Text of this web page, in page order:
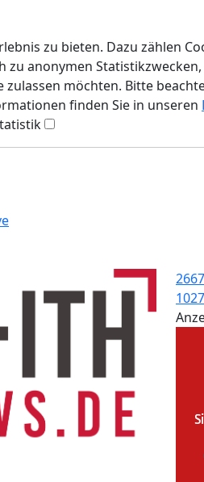
zu bieten. Dazu zählen
zu anonymen
möchten. Bitte
finden Sie in unseren